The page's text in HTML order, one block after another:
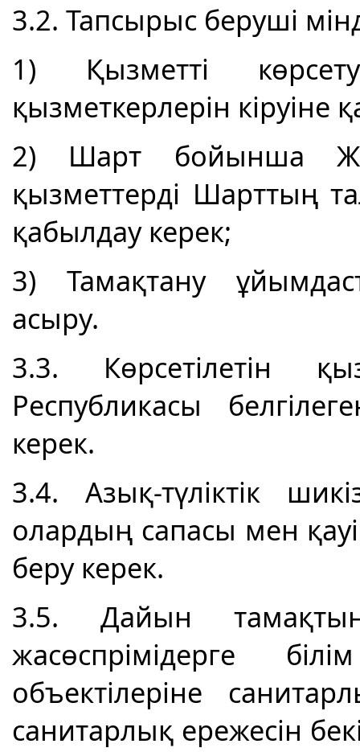
3.2. Тапсырыс беруші
1) Қызметті
қызметкерлерін кіруіне
2) Шарт бойынша
қызметтерді Шарттың
қабылдау керек;
3) Тамақтану
асыру.
3.3. Көрсетілетін
Республикасы
керек.
3.4. Азық-түліктік
олардың сапасы мен
беру керек.
3.5. Дайын
жасөспрімідерге
объектілеріне
санитарлық ережесін